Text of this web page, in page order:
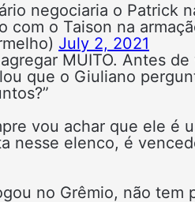
negociaria o Patrick
o Taison na
July 2, 2021
MUITO. Antes
que o Giuliano
vou achar que ele é
nesse elenco, é
no Grêmio, não tem